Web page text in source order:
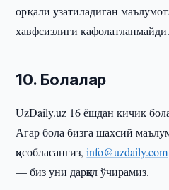
орқали узатиладиган
хавфсизлиги кафолатланмайди.
10. Болалар
UzDaily.uz 16 ёшдан кичик
Агар бола бизга шахсий
ҳисобласангиз,info@uzdaily.com
— биз уни дарҳол ўчирамиз.